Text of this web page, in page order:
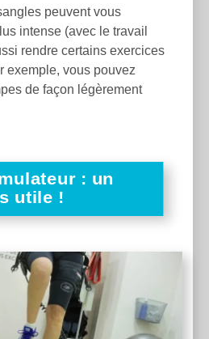
peuvent vous
intense (avec le travail
rendre certains exercices
exemple, vous pouvez
de façon légèrement
: un
utile !